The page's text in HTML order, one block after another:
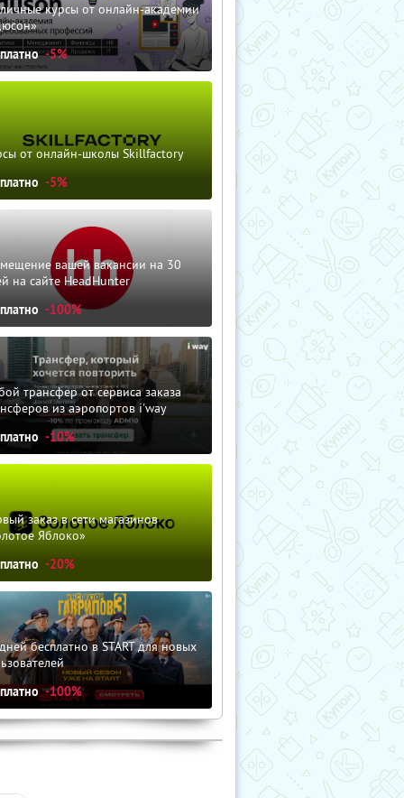
курсы от онлайн-академии
-5%
от онлайн-школы Skillfactory
-5%
вашей вакансии на 30
на сайте HeadHunter
-100%
трансфер от сервиса заказа
из аэропортов i'way
-10%
заказ в сети магазинов
Яблоко»
-20%
бесплатно в START для новых
-100%